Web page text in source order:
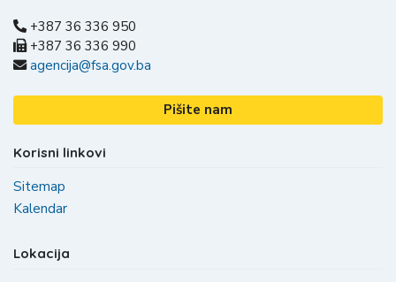
+387 36 336 950
+387 36 336 990
agencija@fsa.gov.ba
Pišite nam
Korisni linkovi
Sitemap
Kalendar
Lokacija